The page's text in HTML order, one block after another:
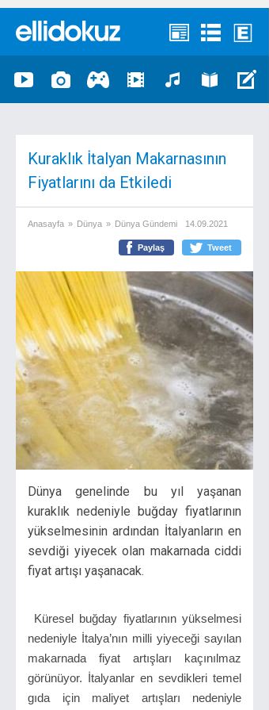
Kuraklık İtalyan Makarnasının
Fiyatlarını da Etkiledi
Anasayfa » Dünya » Dünya Gündemi 14.09.2021
Paylaş Tweet
Dünya genelinde bu yıl yaşanan
kuraklık nedeniyle buğday fiyatlarının
yükselmesinin ardından İtalyanların en
sevdiği yiyecek olan makarnada ciddi
fiyat artışı yaşanacak.
Küresel buğday fiyatlarının yükselmesi
nedeniyle İtalya’nın milli yiyeceği sayılan
makarnada fiyat artışları kaçınılmaz
görünüyor. İtalyanlar en sevdikleri temel
gıda için maliyet artışları nedeniyle